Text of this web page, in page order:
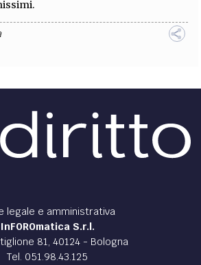
legale e amministrativa
InFOROmatica S.r.l.
81, 40124 - Bologna
Tel. 051.98.43.125